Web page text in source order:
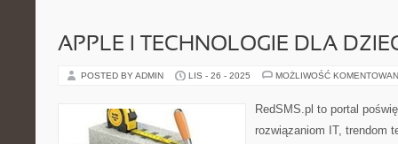
APPLE I TECHNOLOGIE DLA
POSTED BY ADMIN LIS - 26 - 2025 MOŻLIWOŚĆ
RedSMS.pl to portal
rozwiązaniom IT, trendom